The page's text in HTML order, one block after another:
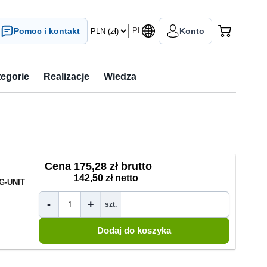
Pomoc i kontakt PL Konto
Realizacje Wiedza
UNIT
Cena 175,28 zł brutto
142,50 zł netto
- + szt.